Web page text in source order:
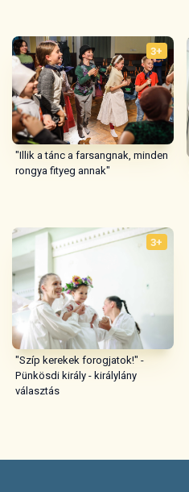
3+
"Illik a tánc a farsangnak, minden
rongya fityeg annak"
3+
"Szíp kerekek forogjatok!" -
Pünkösdi király - királylány
választás